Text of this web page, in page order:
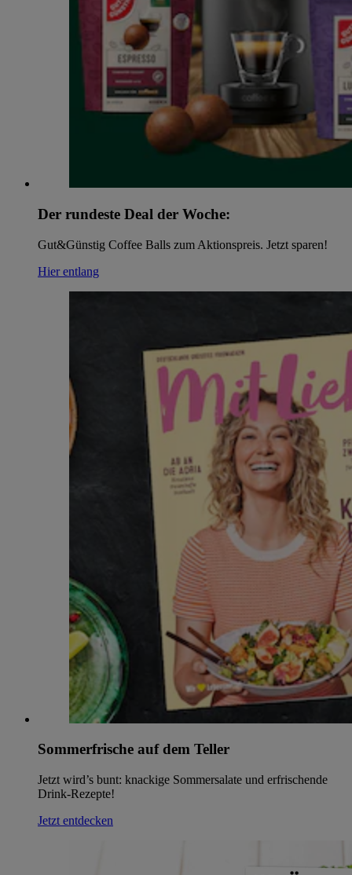
Der rundeste Deal der Woche:
Gut&Günstig Coffee Balls zum Aktionspreis. Jetzt sparen!
Hier entlang
Sommerfrische auf dem Teller
Jetzt wird’s bunt: knackige Sommersalate und erfrischende
Drink-Rezepte!
Jetzt entdecken